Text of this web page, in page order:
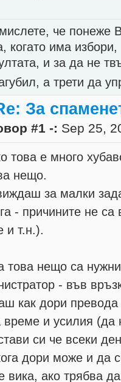
че понеже
когато има
и за да не
а трети да
За
#1 -: Sep 25,
това е много
нещо.
за малки
- причините не
и т.н.).
това нещо са
- във
как дори превода
време и усилия (да
си че всеки
дори може и да
вика, ако трябва